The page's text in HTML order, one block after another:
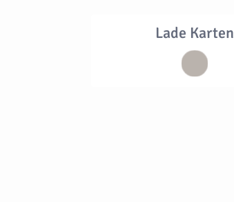
Lade Karten